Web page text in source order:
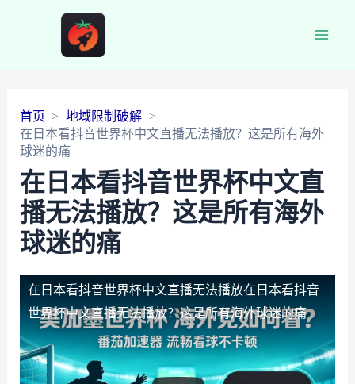
首页
地域限制破解
在日本看抖音世界杯中文直播无法播放？这是所有海外
球迷的痛
在日本看抖音世界杯中文直
播无法播放？这是所有海外
球迷的痛
在日本看抖音世界杯中文直播无法播放在日本看抖音
世界杯中文直播无法播放？这是所有海外球迷的痛